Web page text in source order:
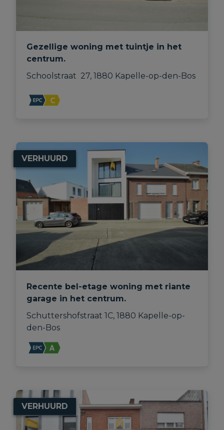
Gezellige woning met tuintje in het
centrum.
Schoolstraat  27, 1880 Kapelle-op-den-Bos
VERHUURD
Recente bel-etage woning met riante
garage in het centrum.
Schuttershofstraat 1C, 1880 Kapelle-op-
den-Bos
VERHUURD